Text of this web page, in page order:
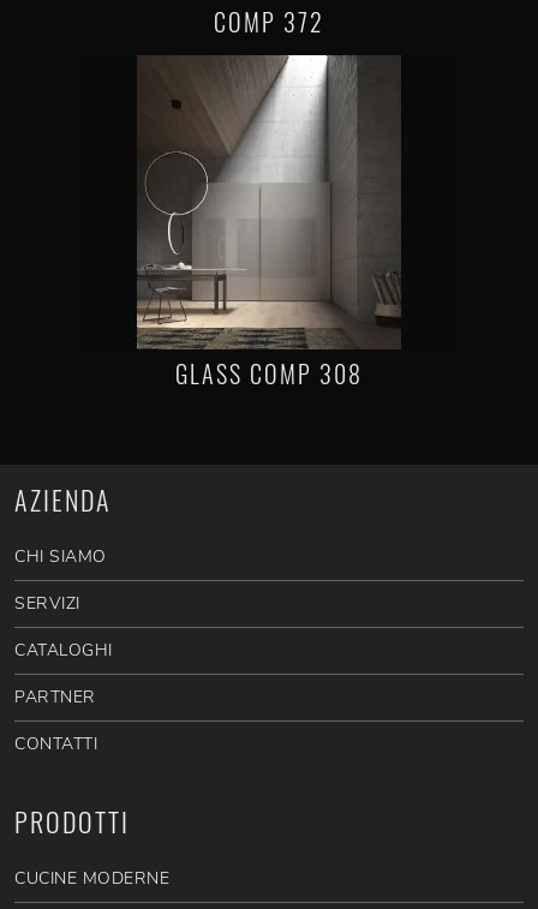
COMP 372
GLASS COMP 308
AZIENDA
CHI SIAMO
SERVIZI
CATALOGHI
PARTNER
CONTATTI
PRODOTTI
CUCINE MODERNE